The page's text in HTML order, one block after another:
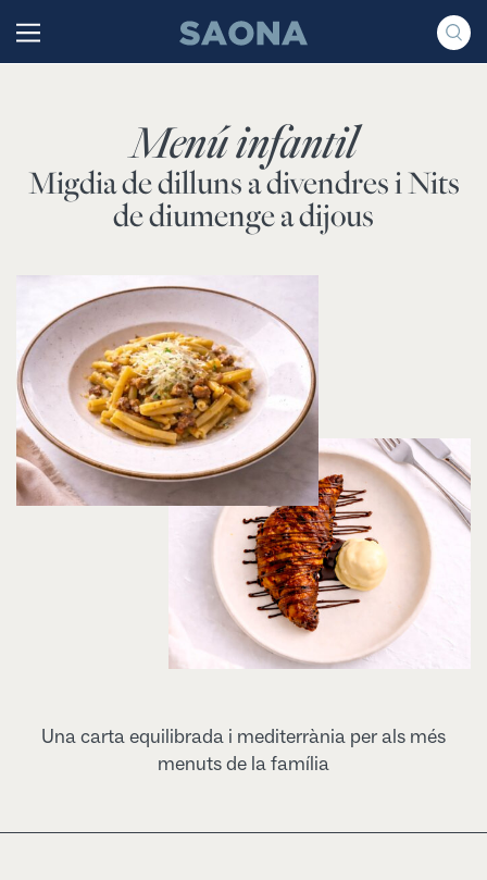
Grupo Saona
Menú infantil
Migdia de dilluns a divendres i Nits
de diumenge a dijous
Una carta equilibrada i mediterrània per als més
menuts de la família